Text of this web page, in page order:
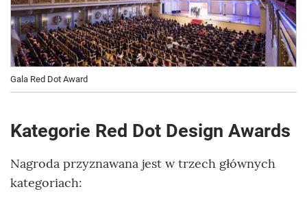
Gala Red Dot Award
Kategorie Red Dot Design Awards
Nagroda przyznawana jest w trzech głównych
kategoriach: